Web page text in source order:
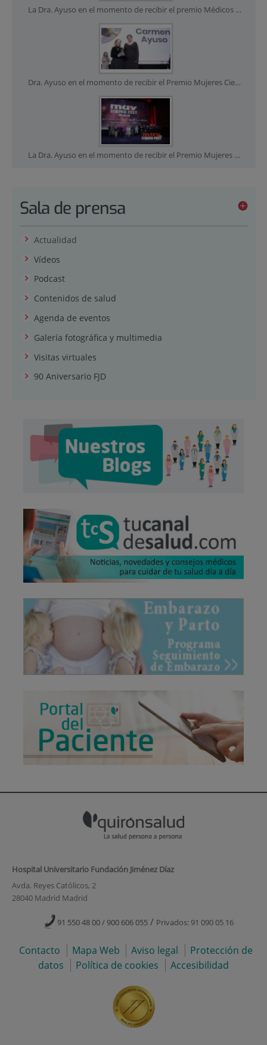
La Dra. Ayuso en el momento de recibir el premio Médicos y Pacientes, entregado por la OMC
Dra. Ayuso en el momento de recibir el Premio Mujeres Científicas, entregado por la revista Muy Interesante
La Dra. Ayuso en el momento de recibir el Premio Mujeres Científicas, entregado por la revista Muy Interesante
Sala de prensa
Actualidad
Vídeos
Podcast
Contenidos de salud
Agenda de eventos
Galería fotográfica y multimedia
Visitas virtuales
90 Aniversario FJD
Hospital Universitario Fundación Jiménez Díaz
Avda. Reyes Católicos, 2
28040 Madrid Madrid
91 550 48 00 / 900 606 055 / Privados: 91 090 05 16
Contacto Mapa Web Aviso legal
Protección de
datos
Política de cookies Accesibilidad